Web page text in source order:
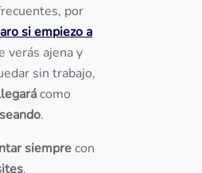
por
si empiezo a
verás ajena y
sin trabajo,
como
.
siemprecon
.